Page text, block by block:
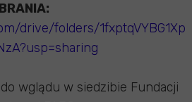
drive/folders/1fxptqVYBG1Xp
wglądu w siedzibie Fundacji